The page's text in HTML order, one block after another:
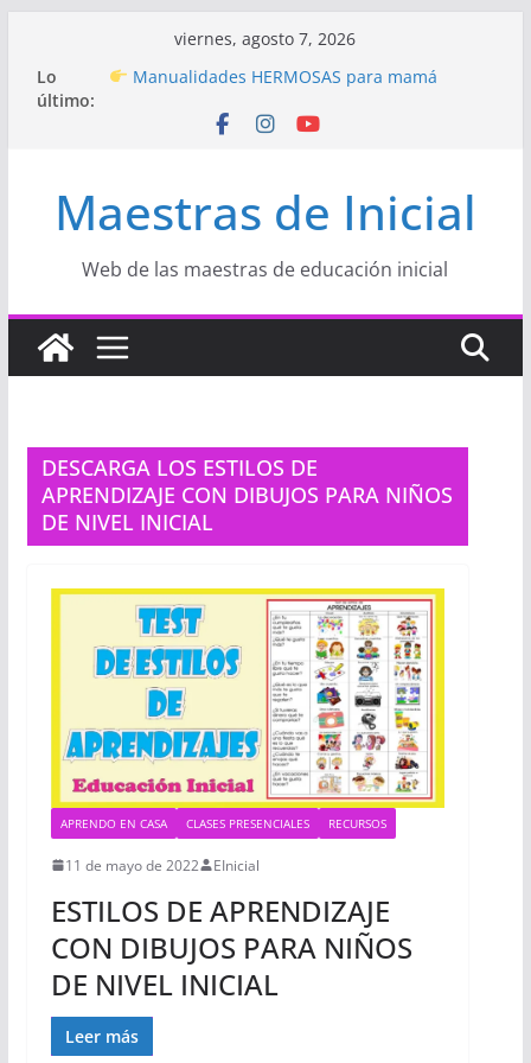
contenido
viernes, agosto 7, 2026
Lo
último:
Hermosos dibujos para MAMÁ: colorea con
Manualidades HERMOSAS para mamá
(fáciles y llenas de amor)
Proyecto
“Celebramos con Alegría la Semana
de la Educación Inicial»
Proyecto de Aprendizaje
Un regalo para
Mamá hecho con amor
Maestras de Inicial
Web de las maestras de educación inicial
DESCARGA LOS ESTILOS DE
APRENDIZAJE CON DIBUJOS PARA NIÑOS
DE NIVEL INICIAL
APRENDO EN CASA CLASES PRESENCIALES RECURSOS
11 de mayo de 2022 EInicial
ESTILOS DE APRENDIZAJE
CON DIBUJOS PARA NIÑOS
DE NIVEL INICIAL
Leer más